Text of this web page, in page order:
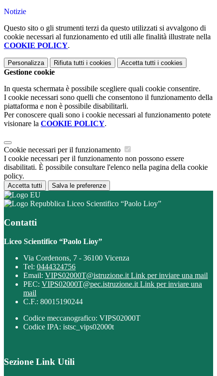
Notizie
Questo sito o gli strumenti terzi da questo utilizzati si avvalgono di
cookie necessari al funzionamento ed utili alle finalità illustrate nella
COOKIE POLICY.
Personalizza Rifiuta tutti i cookies Accetta tutti i cookies
Gestione cookie
In questa schermata è possibile scegliere quali cookie consentire.
I cookie necessari sono quelli che consentono il funzionamento della
piattaforma e non è possibile disabilitarli.
Per conoscere quali sono i cookie necessari al funzionamento potete
visionare la COOKIE POLICY.
Cookie necessari per il funzionamento
I cookie necessari per il funzionamento non possono essere
disabilitati. È possibile consultare l'elenco nella pagina della cookie
policy.
Accetta tutti Salva le preferenze
Liceo Scientifico “Paolo Lioy”
Contatti
Liceo Scientifico “Paolo Lioy”
Via Cordenons, 7 - 36100 Vicenza
Tel: 0444324756
Email: VIPS02000T@istruzione.it Link per inviare una mail
PEC: VIPS02000T@pec.istruzione.it Link per inviare una
mail
C.F.: 80015190244
Codice meccanografico: VIPS02000T
Codice IPA: istsc_vips02000t
Sezione Link Utili